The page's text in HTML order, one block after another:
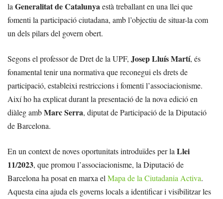
la Generalitat de Catalunyaestà treballant en una llei que
fomenti la participació ciutadana, amb l’objectiu de situar-la com
un dels pilars del govern obert.
Segons el professor de Dret de la UPF, Josep Lluís Martí, és
fonamental tenir una normativa que reconegui els drets de
participació, estableixi restriccions i fomenti l’associacionisme.
Així ho ha explicat durant la presentació de la nova edició en
diàleg ambMarc Serra, diputat de Participació de la Diputació
de Barcelona.
En un context de noves oportunitats introduïdes per la Llei
11/2023, que promou l’associacionisme, la Diputació de
Barcelona ha posat en marxa el Mapa de la Ciutadania Activa.
Aquesta eina ajuda els governs locals a identificar i visibilitzar les